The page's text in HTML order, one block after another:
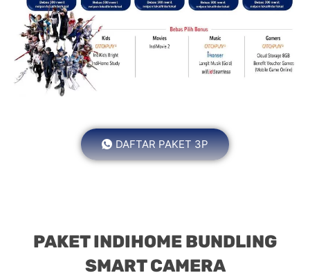
DAFTAR PAKET 3P
PAKET INDIHOME BUNDLING
SMART CAMERA